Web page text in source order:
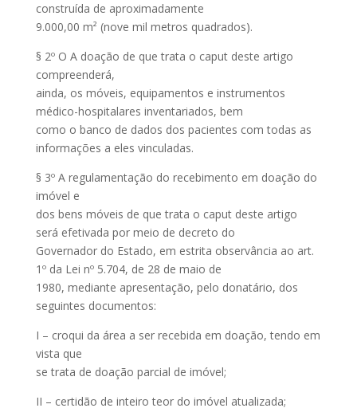
construída de aproximadamente
9.000,00 m² (nove mil metros quadrados).
§ 2º O A doação de que trata o caput deste artigo
compreenderá,
ainda, os móveis, equipamentos e instrumentos
médico-hospitalares inventariados, bem
como o banco de dados dos pacientes com todas as
informações a eles vinculadas.
§ 3º A regulamentação do recebimento em doação do
imóvel e
dos bens móveis de que trata o caput deste artigo
será efetivada por meio de decreto do
Governador do Estado, em estrita observância ao art.
1º da Lei nº 5.704, de 28 de maio de
1980, mediante apresentação, pelo donatário, dos
seguintes documentos:
I – croqui da área a ser recebida em doação, tendo em
vista que
se trata de doação parcial de imóvel;
II – certidão de inteiro teor do imóvel atualizada;